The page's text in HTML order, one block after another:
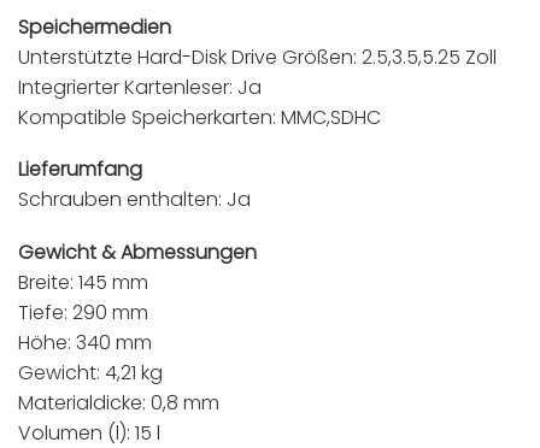
Speichermedien
Unterstützte Hard-Disk Drive Größen: 2.5,3.5,5.25 Zoll
Integrierter Kartenleser: Ja
Kompatible Speicherkarten: MMC,SDHC
Lieferumfang
Schrauben enthalten: Ja
Gewicht & Abmessungen
Breite: 145 mm
Tiefe: 290 mm
Höhe: 340 mm
Gewicht: 4,21 kg
Materialdicke: 0,8 mm
Volumen (l): 15 l